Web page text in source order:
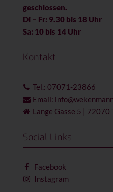
geschlossen.
Di – Fr: 9.30 bis 18 Uhr
Sa: 10 bis 14 Uhr
Kontakt
Tel.: 07071-23866
Email:
Lange Gasse 5 | 72070
Social Links
Facebook
Instagram